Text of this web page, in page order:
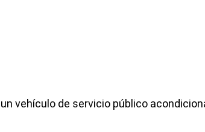
vehículo de servicio público